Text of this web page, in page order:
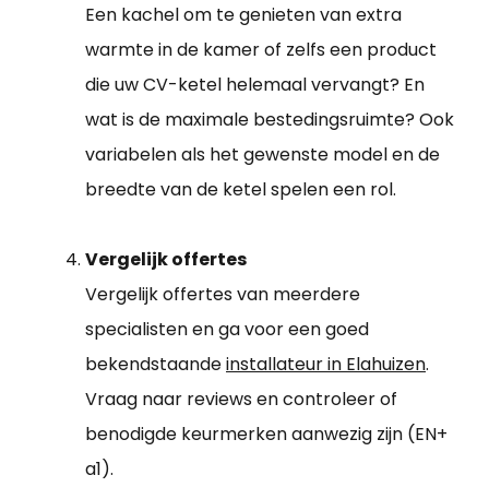
Een kachel om te genieten van extra
warmte in de kamer of zelfs een product
die uw CV-ketel helemaal vervangt? En
wat is de maximale bestedingsruimte? Ook
variabelen als het gewenste model en de
breedte van de ketel spelen een rol.
Vergelijk offertes
Vergelijk offertes van meerdere
specialisten en ga voor een goed
bekendstaandeinstallateur in Elahuizen.
Vraag naar reviews en controleer of
benodigde keurmerken aanwezig zijn (EN+
a1).